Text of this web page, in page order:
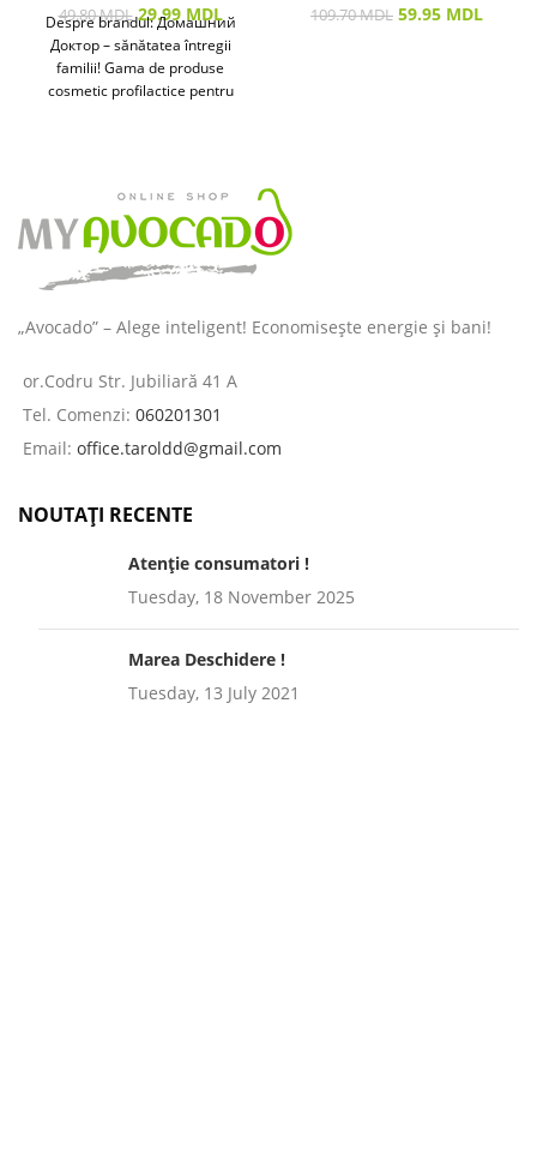
49.80MDL 29.99 MDL
Despre brandul: Домашний
Доктор – sănătatea întregii
familii! Gama de produse
cosmetic profilactice pentru
109.70MDL 59.95 MDL
„Avocado” – Alege inteligent! Economisește energie și bani!
or.Codru Str. Jubiliară 41 A
Tel. Comenzi: 060201301
Email: office.taroldd@gmail.com
NOUTAȚI RECENTE
Atenție consumatori !
Tuesday, 18 November 2025
Marea Deschidere !
Tuesday, 13 July 2021